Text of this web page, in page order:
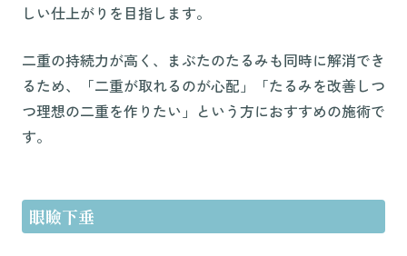
しい仕上がりを目指します。
二重の持続力が高く、まぶたのたるみも同時に解消でき
るため、「二重が取れるのが心配」「たるみを改善しつ
つ理想の二重を作りたい」という方におすすめの施術で
す。
眼瞼下垂